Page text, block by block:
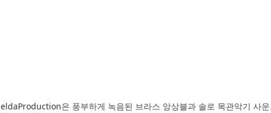
은 풍부하게 녹음된 브라스 앙상블과 솔로 목관악기 사